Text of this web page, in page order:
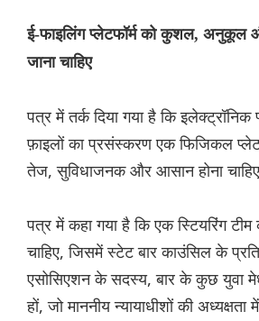
ई-फाइलिंग प्लेटफॉर्म को कुशल, अनुकूल
जाना चाहिए
पत्र में तर्क दिया गया है कि इलेक्ट्रॉनिक
फ़ाइलों का प्रसंस्करण एक फिजिकल
तेज, सुविधाजनक और आसान होना
पत्र में कहा गया है कि एक स्टियरिंग टीम
चाहिए, जिसमें स्टेट बार काउंसिल के
एसोसिएशन के सदस्य, बार के कुछ युवा
हों, जो माननीय न्यायाधीशों की